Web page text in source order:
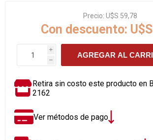
Precio: U$S 59,78
Con descuento:
i
h
AGREGAR AL
Retira sin costo este producto en
2162
Ver métodos de pago